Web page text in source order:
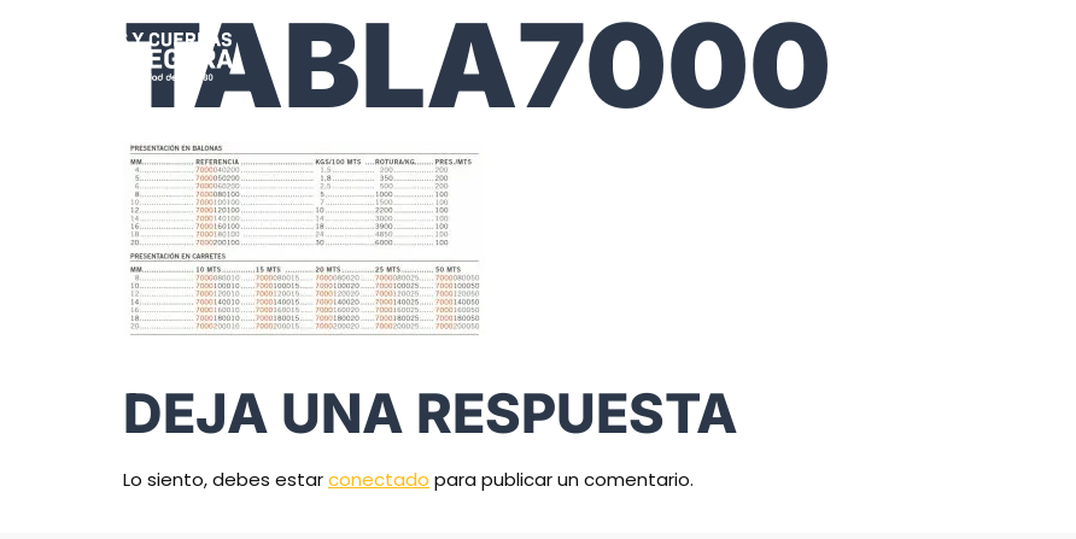
TABLA7000
DEJA UNA RESPUESTA
Lo siento, debes estarconectado para publicar un comentario.